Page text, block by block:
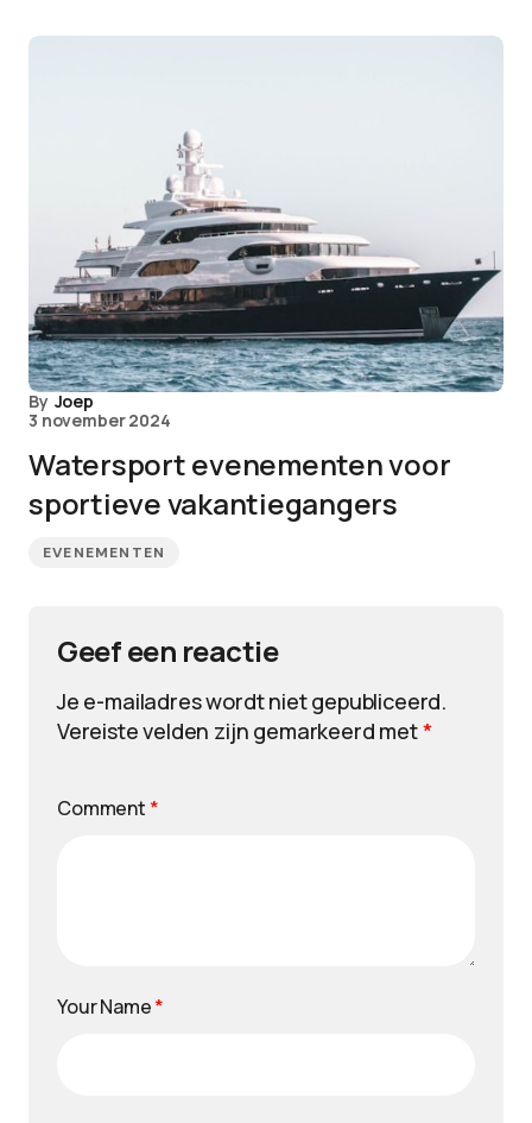
By Joep
3 november 2024
Watersport evenementen voor
sportieve vakantiegangers
EVENEMENTEN
Geef een reactie
Je e-mailadres wordt niet gepubliceerd.
Vereiste velden zijn gemarkeerd met*
Comment *
Your Name*